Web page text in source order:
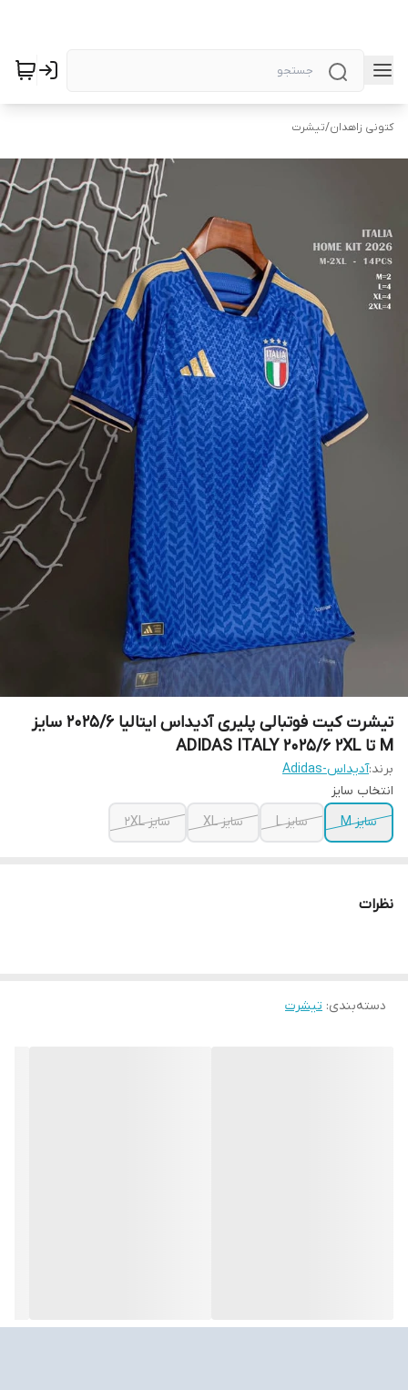
کتونی زاهدان/تیشرت
تیشرت کیت فوتبالی پلیری آدیداس ایتالیا 2025/6 سایز
M تا ADIDAS ITALY 2025/6 2XL
برند:آدیداس-Adidas
انتخاب سایز
سایز M
سایز L سایز XL سایز 2XL
نظرات
دسته‌بندی: تیشرت